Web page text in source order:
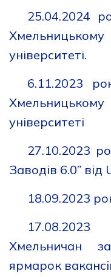
25.04.2024
університеті.
6.11.2023
університеті
27.10.2023
Заводів 6.0” від
18.09.2023
Хмельничан
ярмарок